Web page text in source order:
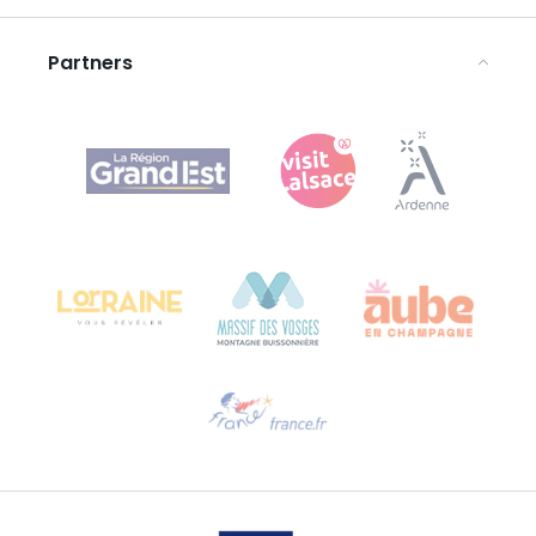
Disclaimer
Agence Régionale du Tourisme Grand Est
Bureau de Colmar (hoofdkantoor)
Stuur ons een e-mail
Partners